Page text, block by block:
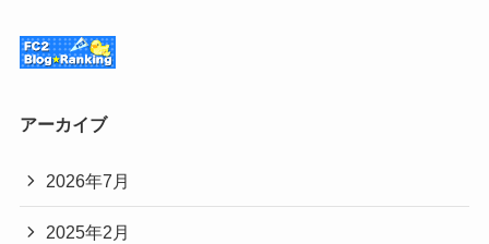
アーカイブ
2026年7月
2025年2月